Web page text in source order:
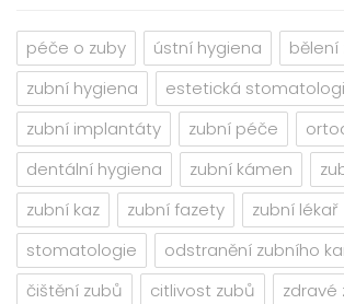
péče o zuby ústní hygiena
bělení
zubní hygiena
estetická
zubní implantáty
zubní péče
dentální hygiena
zubní kámen
zubní kaz
zubní fazety
zubní lékař
stomatologie
odstranění zubního
čištění zubů
citlivost zubů
zdravé